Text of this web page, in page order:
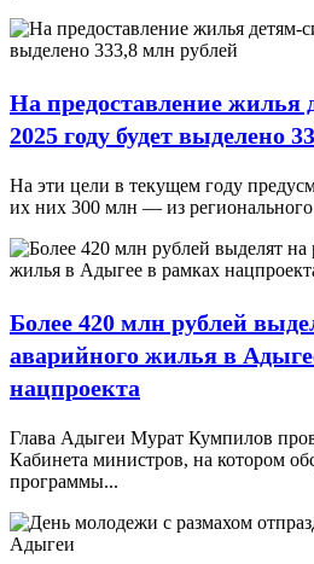
На предоставление жилья
2025 году будет выделено
На эти цели в текущем году
их них 300 млн — из
Более 420 млн рублей
аварийного жилья в
нацпроекта
Глава Адыгеи Мурат Кумпилов
Кабинета министров, на котором
программы...